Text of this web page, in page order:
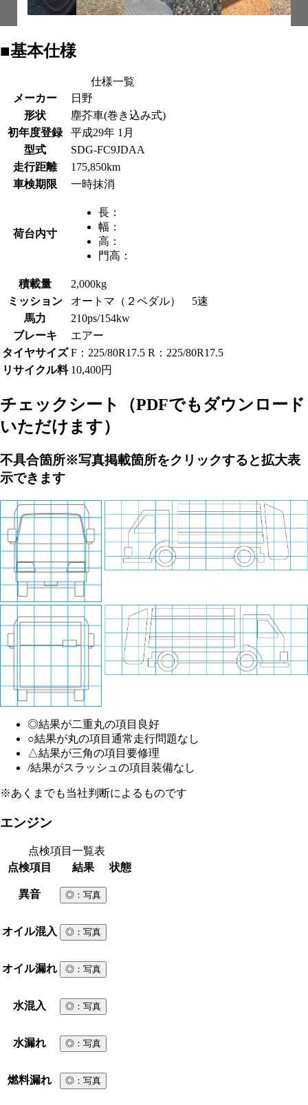
■基本仕様
仕様一覧
メーカー
日野
形状
塵芥車(巻き込み式)
初年度登録
平成29年 1月
型式
SDG-FC9JDAA
走行距離
175,850km
車検期限
一時抹消
荷台内寸
長：
幅：
高：
門高：
積載量
2,000kg
ミッション
オートマ（２ペダル） 5速
馬力
210ps/154kw
ブレーキ
エアー
タイヤサイズ F：225/80R17.5 R：225/80R17.5
リサイクル料 10,400円
チェックシート
（PDFでもダウンロード
いただけます）
不具合箇所※写真掲載箇所をクリックすると拡大表
示できます
◎結果が二重丸の項目 良好
○結果が丸の項目 通常走行問題なし
△結果が三角の項目 要修理
/結果がスラッシュの項目 装備なし
※あくまでも当社判断によるものです
エンジン
点検項目一覧表
点検項目
結果 状態
異音 ◎ ：写真
オイル混入 ◎ ：写真
オイル漏れ ◎ ：写真
水混入 ◎ ：写真
水漏れ ◎ ：写真
燃料漏れ ◎ ：写真